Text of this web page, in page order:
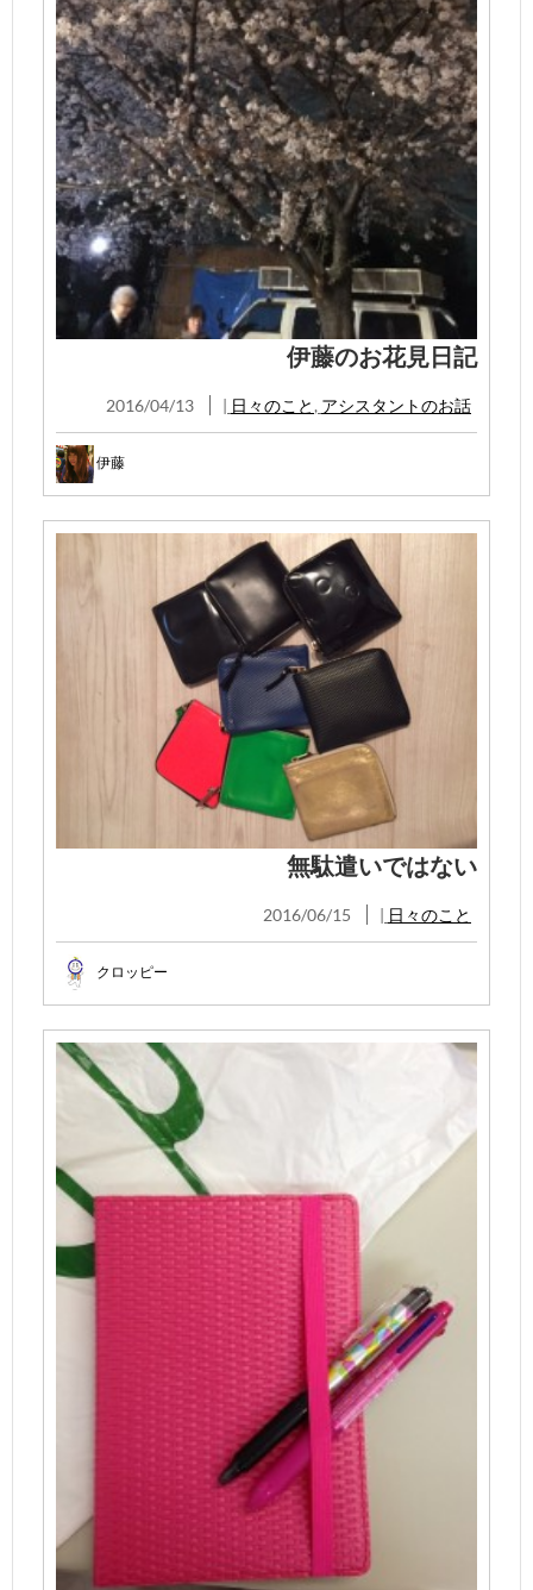
伊藤のお花見日記
2016/04/13 | 日々のこと , アシスタントのお話
伊藤
無駄遣いではない
2016/06/15 | 日々のこと
クロッピー